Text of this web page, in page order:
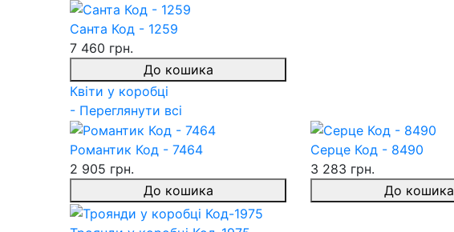
Санта Код - 1259
7 460 грн.
До кошика
Квіти у коробці
- Переглянути всі
Романтик Код - 7464
2 905 грн.
До кошика
Серце Код - 8490
3 283 грн.
До кошика